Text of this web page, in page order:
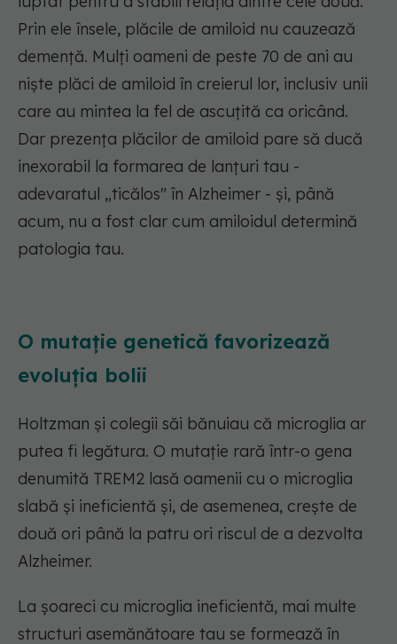
Prin ele însele, plăcile de amiloid nu cauzează
demență. Mulți oameni de peste 70 de ani au
niște plăci de amiloid în creierul lor, inclusiv unii
care au mintea la fel de ascuțită ca oricând.
Dar prezența plăcilor de amiloid pare să ducă
inexorabil la formarea de lanțuri tau -
adevaratul „ticălos" în Alzheimer - și, până
acum, nu a fost clar cum amiloidul determină
patologia tau.
O mutație genetică favorizează
evoluția bolii
Holtzman și colegii săi bănuiau că microglia ar
putea fi legătura. O mutație rară într-o gena
denumită TREM2 lasă oamenii cu o microglia
slabă și ineficientă și, de asemenea, crește de
două ori până la patru ori riscul de a dezvolta
Alzheimer.
La șoareci cu microglia ineficientă, mai multe
structuri asemănătoare tau se formează în